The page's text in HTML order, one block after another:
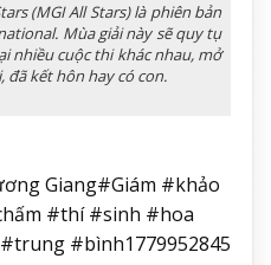
(MGI All Stars)là phiên bản
Mùa giải này sẽ quy tụ
nhiều cuộc thi khác nhau, mở
đã kết hôn hay có con.
Giang#Giám #khảo
#thí #sinh #hoa
#bình1779952845